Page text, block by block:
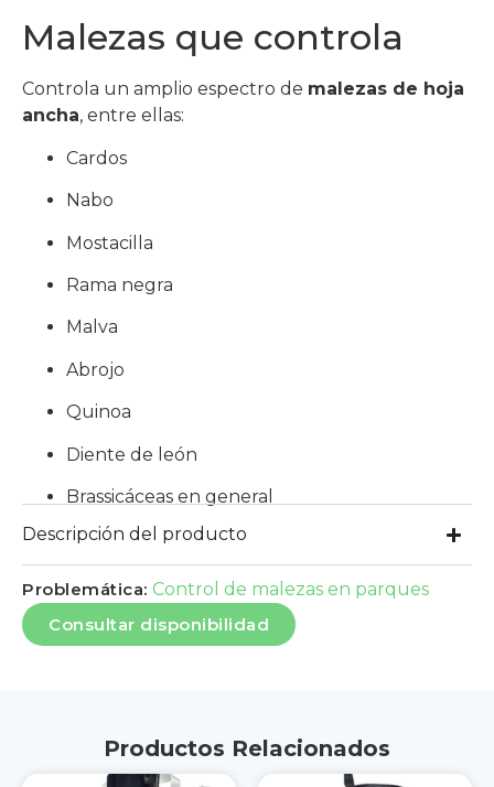
Malezas que controla
Controla un amplio espectro de malezas de hoja
ancha, entre ellas:
Cardos
Nabo
Mostacilla
Rama negra
Malva
Abrojo
Quinoa
Diente de león
Brassicáceas en general
Descripción del producto
Problemática: Control de malezas en parques
Consultar disponibilidad
Productos Relacionados